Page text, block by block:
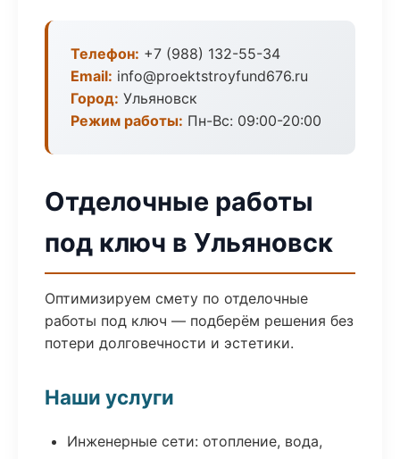
Телефон: +7 (988) 132-55-34
Email: info@proektstroyfund676.ru
Город: Ульяновск
Режим работы: Пн-Вс: 09:00-20:00
Отделочные работы
под ключ в Ульяновск
Оптимизируем смету по отделочные
работы под ключ — подберём решения без
потери долговечности и эстетики.
Наши услуги
Инженерные сети: отопление, вода,